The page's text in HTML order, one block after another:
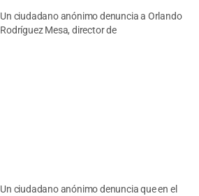
Un ciudadano anónimo denuncia a Orlando
Rodríguez Mesa, director de
Un ciudadano anónimo denuncia que en el